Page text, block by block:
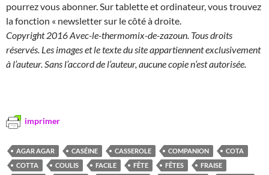
pourrez vous abonner. Sur tablette et ordinateur, vous trouvez
la fonction « newsletter sur le côté à droite.
Copyright 2016 Avec-le-thermomix-de-zazoun. Tous droits
réservés. Les images et le texte du site appartiennent exclusivement
à l’auteur. Sans l’accord de l’auteur, aucune copie n’est autorisée.
imprimer
AGAR AGAR CASÉINE CASSEROLE COMPANION
COTA
COTTA
COULIS FACILE FÊTE FÊTES
FRAISE